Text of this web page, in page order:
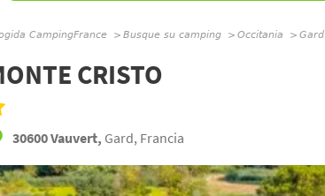
CampingFrance Busque su camping Occitania Gard
CRISTO
30600 Vauvert, Gard, Francia